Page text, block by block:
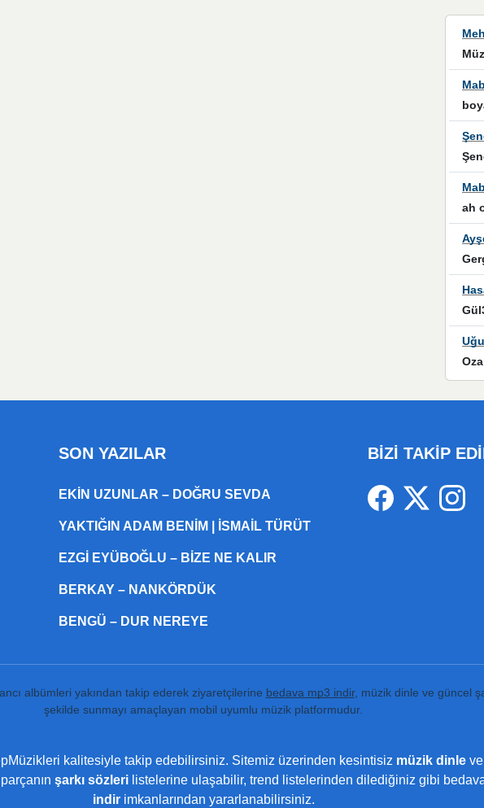
ah
SON YAZILAR
EKIN UZUNLAR – DOĞRU SEVDA
YAKTIĞIN ADAM BENIM | İSMAIL TÜRÜT
EZGI EYÜBOĞLU – BIZE NE KALIR
BERKAY – NANKÖRDÜK
BENGÜ – DUR NEREYE
BİZİ TAKİP
albümleri yakından takip ederek ziyaretçilerine bedava mp3 indir, müzik dinle ve güncel
şekilde sunmayı amaçlayan mobil uyumlu müzik platformudur.
kalitesiyle takip edebilirsiniz. Sitemiz üzerinden kesintisiz müzik dinleve
şarkı sözlerilistelerine ulaşabilir, trend listelerinden dilediğiniz gibi
indirimkanlarından yararlanabilirsiniz.